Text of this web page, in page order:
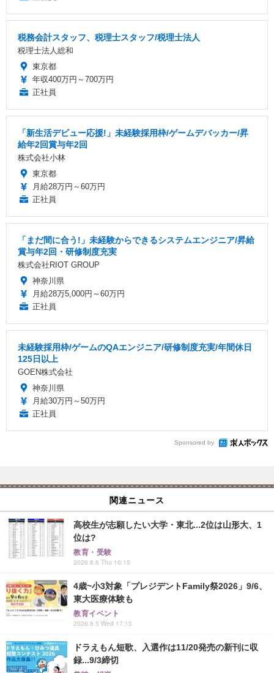
税務会計スタッフ、税理士スタッフ/税理士法人
税理士法人総和
東京都
年収400万円～700万円
正社員
「新生活デビュー応援!」未経験採用枠/ゲームデバッカー/昇
給年2回賞与年2回
株式会社小林
東京都
月給28万円～60万円
正社員
「まだ間に合う!」未経験からできるシステムエンジニア/昇給
賞与年2回・研修制度充実
株式会社RIOT GROUP
神奈川県
月給28万5,000円～60万円
正社員
未経験採用枠/ゲームのQAエンジニア/研修制度充実/年間休日
125日以上
GOEN株式会社
神奈川県
月給30万円～50万円
正社員
Sponsored by
関連ニュース
高校生が志願したい大学・東北...2位は山形大、1
位は?
教育・受験
2026.8.6 Thu 16:15
4歳~小3対象「プレジデントFamily祭2026」9/6、
東大医療体験も
教育イベント
2026.8.5 Wed 17:15
ドラえもん短歌、入選作は11/20発売の新刊に収
録...9/3締切